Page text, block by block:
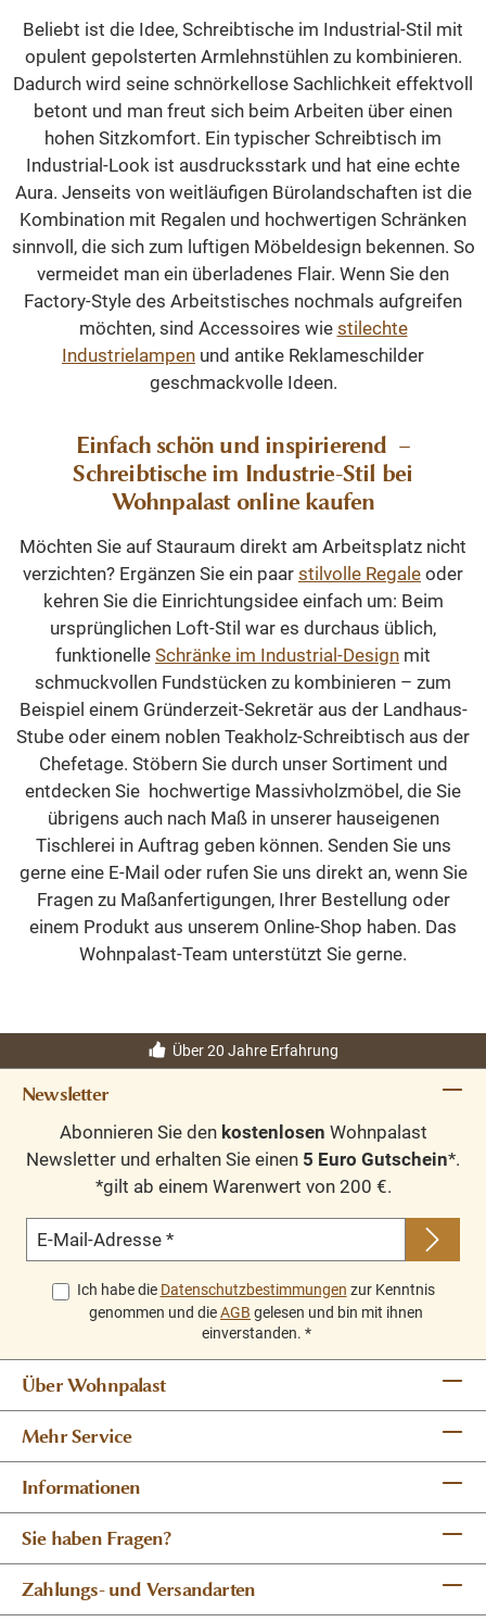
Beliebt ist die Idee, Schreibtische im Industrial-Stil mit
opulent gepolsterten Armlehnstühlen zu kombinieren.
Dadurch wird seine schnörkellose Sachlichkeit effektvoll
betont und man freut sich beim Arbeiten über einen
hohen Sitzkomfort. Ein typischer Schreibtisch im
Industrial-Look ist ausdrucksstark und hat eine echte
Aura. Jenseits von weitläufigen Bürolandschaften ist die
Kombination mit Regalen und hochwertigen Schränken
sinnvoll, die sich zum luftigen Möbeldesign bekennen. So
vermeidet man ein überladenes Flair. Wenn Sie den
Factory-Style des Arbeitstisches nochmals aufgreifen
möchten, sind Accessoires wie stilechte
Industrielampen und antike Reklameschilder
geschmackvolle Ideen.
Einfach schön und inspirierend –
Schreibtische im Industrie-Stil bei
Wohnpalast online kaufen
Möchten Sie auf Stauraum direkt am Arbeitsplatz nicht
verzichten? Ergänzen Sie ein paar stilvolle Regale oder
kehren Sie die Einrichtungsidee einfach um: Beim
ursprünglichen Loft-Stil war es durchaus üblich,
funktionelle Schränke im Industrial-Design mit
schmuckvollen Fundstücken zu kombinieren – zum
Beispiel einem Gründerzeit-Sekretär aus der Landhaus-
Stube oder einem noblen Teakholz-Schreibtisch aus der
Chefetage. Stöbern Sie durch unser Sortiment und
entdecken Sie hochwertige Massivholzmöbel, die Sie
übrigens auch nach Maß in unserer hauseigenen
Tischlerei in Auftrag geben können. Senden Sie uns
gerne eine E-Mail oder rufen Sie uns direkt an, wenn Sie
Fragen zu Maßanfertigungen, Ihrer Bestellung oder
einem Produkt aus unserem Online-Shop haben. Das
Wohnpalast-Team unterstützt Sie gerne.
Über 20 Jahre Erfahrung
Newsletter
Abonnieren Sie den kostenlosen Wohnpalast
Newsletter und erhalten Sie einen 5 Euro Gutschein*.
*gilt ab einem Warenwert von 200 €.
E-Mail-Adresse *
Ich habe die Datenschutzbestimmungen zur Kenntnis
genommen und dieAGB gelesen und bin mit ihnen
einverstanden. *
Über Wohnpalast
Mehr Service
Informationen
Sie haben Fragen?
Zahlungs- und Versandarten